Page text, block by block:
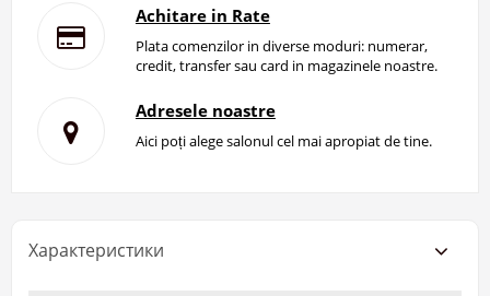
Achitare in Rate
Plata comenzilor in diverse moduri: numerar,
credit, transfer sau card in magazinele noastre.
Adresele noastre
Aici poți alege salonul cel mai apropiat de tine.
Характеристики